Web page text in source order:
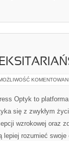
Optyk to
się z zwykłym
wzrokowej oraz
lepiej rozumieć